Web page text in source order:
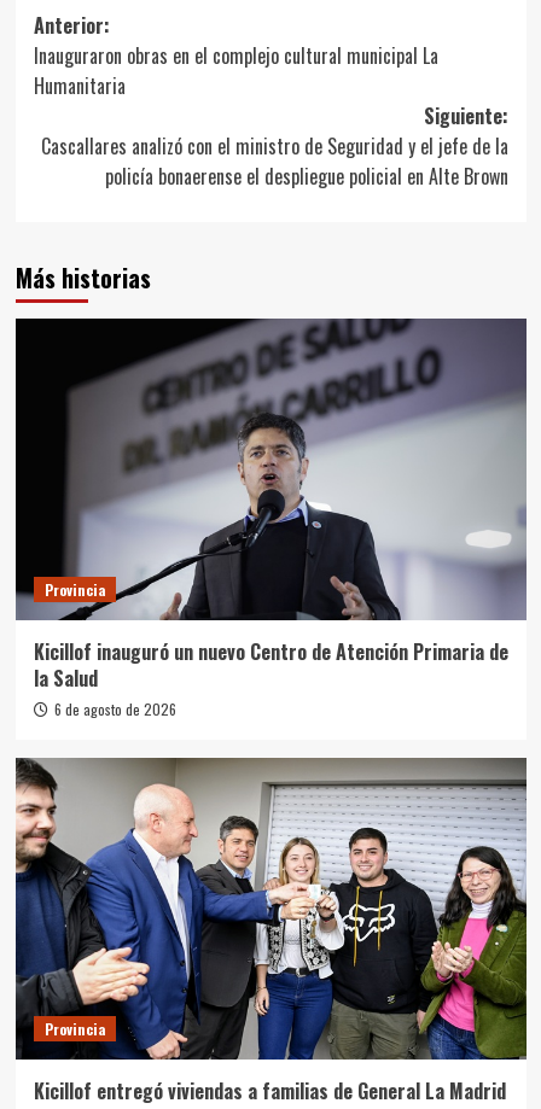
Navegación
de
entradas
Anterior:
Inauguraron obras en el complejo cultural municipal La
Humanitaria
Siguiente:
Cascallares analizó con el ministro de Seguridad y el jefe de la
policía bonaerense el despliegue policial en Alte Brown
Más historias
Provincia
Kicillof inauguró un nuevo Centro de Atención Primaria de
la Salud
6 de agosto de 2026
Provincia
Kicillof entregó viviendas a familias de General La Madrid